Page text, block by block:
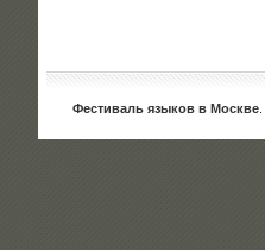
Фестиваль языков в Москве